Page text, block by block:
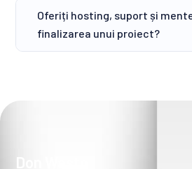
Oferiți hosting, suport și
finalizarea unui proiect?